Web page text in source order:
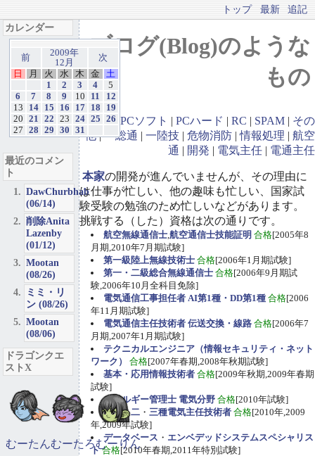
トップ 最新 追記
ブログ(Blog)のような
もの
GBA| PCソフト | PCハード | RC | SPAM | その
他|一総通 | 一陸技 | 危物消防 |情報処理 | 航空
通 | 開発 | 電気主任 | 電通主任
本家の開発が進んでいませんが、その理由に
は仕事が忙しい、他の趣味も忙しい、国家試
験受験の勉強のため忙しいなどがあります。
挑戦する（した）資格は次の通りです。
航空無線通信士,航空通信士技能証明 合格[2005年8
月期,2010年7月期試験]
第一級陸上無線技術士 合格[2006年1月期試験]
第一・二級総合無線通信士 合格[2006年9月期試
験,2006年10月全科目免除]
電気通信工事担任者 AI第1種・DD第1種 合格[2006
年11月期試験]
電気通信主任技術者 伝送交換・線路 合格[2006年7
月期,2007年1月期試験]
テクニカルエンジニア（情報セキュリティ・ネット
ワーク）
合格[2007年春期,2008年秋期試験]
基本・応用情報技術者 合格[2009年秋期,2009年春期
試験]
エネルギー管理士 電気分野 合格[2010年試験]
第一・二 ・ 三種電気主任技術者 合格[2010年,2009
年,2009年試験]
データベース ・ エンベデッドシステムスペシャリス
ト 合格[2010年春期,2011年特別試験]
カレンダー
前
2009年
12月
次
日
月 火 水 木 金
土
1
2 3 4
5
6
7 8 9 10 11
12
13
14 15 16 17 18
19
20
21 22 23 24 25
26
27
28 29 30 31
最近のコメン
ト
DawChurbhab
(06/14)
削除Anita
Lazenby
(01/12)
Mootan
(08/26)
ミミ・リ
ン (08/26)
Mootan
(08/06)
ドラゴンクエ
ストX
むーたんむーたろむーりん